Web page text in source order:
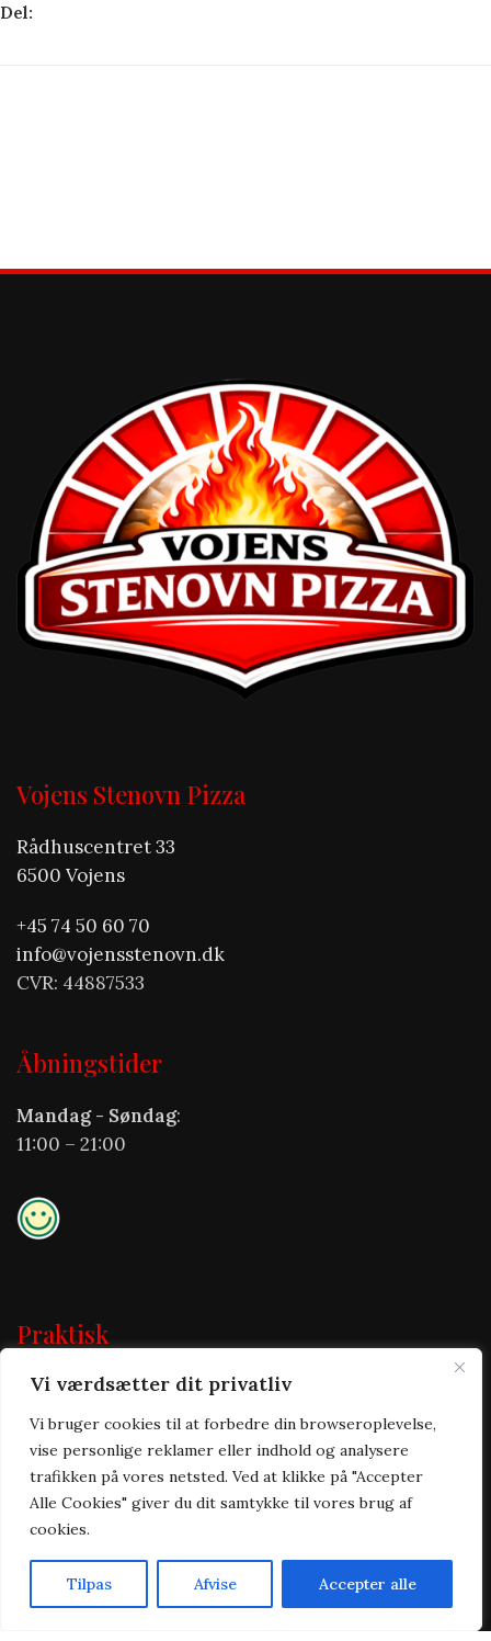
Vi værdsætter dit privatliv
Vi bruger cookies til at forbedre din browseroplevelse,
vise personlige reklamer eller indhold og analysere
trafikken på vores netsted. Ved at klikke på "Accepter
Alle Cookies" giver du dit samtykke til vores brug af
cookies.
Tilpas Afvise Accepter alle
Del:
Vojens Stenovn Pizza
Rådhuscentret 33
6500 Vojens
+45 74 50 60 70
info@vojensstenovn.dk
CVR: 44887533
Åbningstider
Mandag - Søndag:
11:00 – 21:00
Praktisk
Forside
Takeaway
Om os
Kontakt
Handelsbetingelser
Cookie & privatlivspolitik